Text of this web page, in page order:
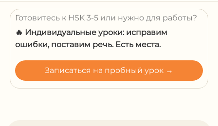
Готовитесь к HSK 3-5 или нужно для работы?
🔥 Индивидуальные уроки: исправим
ошибки, поставим речь. Есть места.
Записаться на пробный урок →